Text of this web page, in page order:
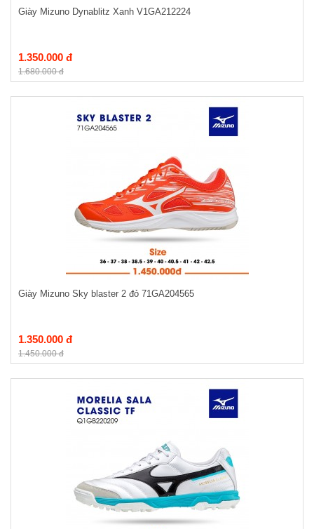
Giày Mizuno Dynablitz Xanh V1GA212224
1.350.000 đ
1.680.000 đ
Giày Mizuno Sky blaster 2 đỏ 71GA204565
1.350.000 đ
1.450.000 đ